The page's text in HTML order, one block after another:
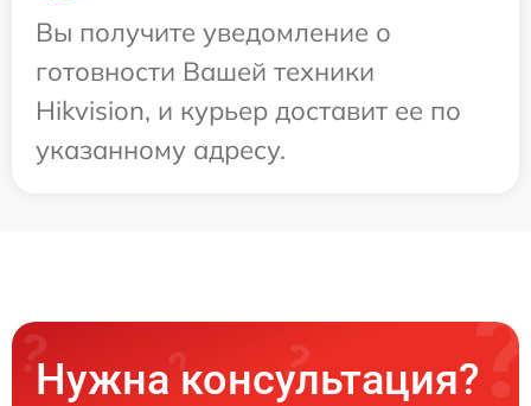
Вы получите уведомление о
готовности Вашей техники
Hikvision, и курьер доставит ее по
указанному адресу.
Нужна консультация?